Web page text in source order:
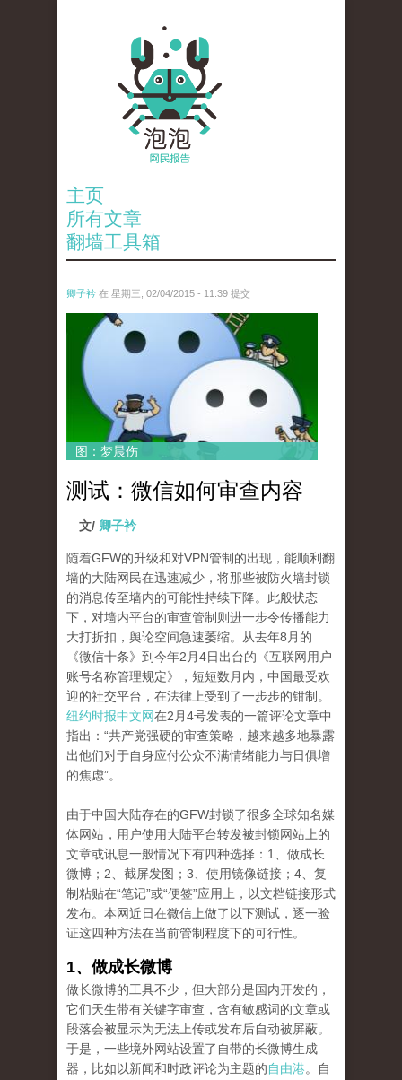
主页
所有文章
翻墙工具箱
卿子衿 在 星期三, 02/04/2015 - 11:39 提交
untitled.jpg
图：梦晨伤
测试：微信如何审查内容
文/ 卿子衿
随着GFW的升级和对VPN管制的出现，能顺利翻
墙的大陆网民在迅速减少，将那些被防火墙封锁
的消息传至墙内的可能性持续下降。此般状态
下，对墙内平台的审查管制则进一步令传播能力
大打折扣，舆论空间急速萎缩。从去年8月的
《微信十条》到今年2月4日出台的《互联网用户
账号名称管理规定》，短短数月内，中国最受欢
迎的社交平台，在法律上受到了一步步的钳制。
纽约时报中文网在2月4号发表的一篇评论文章中
指出：“共产党强硬的审查策略，越来越多地暴露
出他们对于自身应付公众不满情绪能力与日俱增
的焦虑”。
由于中国大陆存在的GFW封锁了很多全球知名媒
体网站，用户使用大陆平台转发被封锁网站上的
文章或讯息一般情况下有四种选择：1、做成长
微博；2、截屏发图；3、使用镜像链接；4、复
制粘贴在“笔记”或“便签”应用上，以文档链接形式
发布。本网近日在微信上做了以下测试，逐一验
证这四种方法在当前管制程度下的可行性。
1、做成长微博
做长微博的工具不少，但大部分是国内开发的，
它们天生带有关键字审查，含有敏感词的文章或
段落会被显示为无法上传或发布后自动被屏蔽。
于是，一些境外网站设置了自带的长微博生成
器，比如以新闻和时政评论为主题的自由港。自